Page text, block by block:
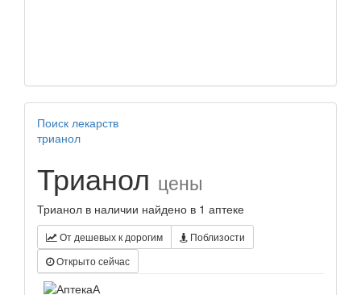
Поиск лекарств
трианол
Трианол цены
Трианол в наличии найдено в 1 аптеке
От дешевых к дорогим
Поблизости
Открыто сейчас